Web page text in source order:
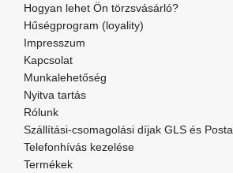
Hogyan lehet Ön törzsvásárló?
Hűségprogram (loyality)
Impresszum
Kapcsolat
Munkalehetőség
Nyitva tartás
Rólunk
Szállítási-csomagolási díjak GLS és
Telefonhívás kezelése
Termékek